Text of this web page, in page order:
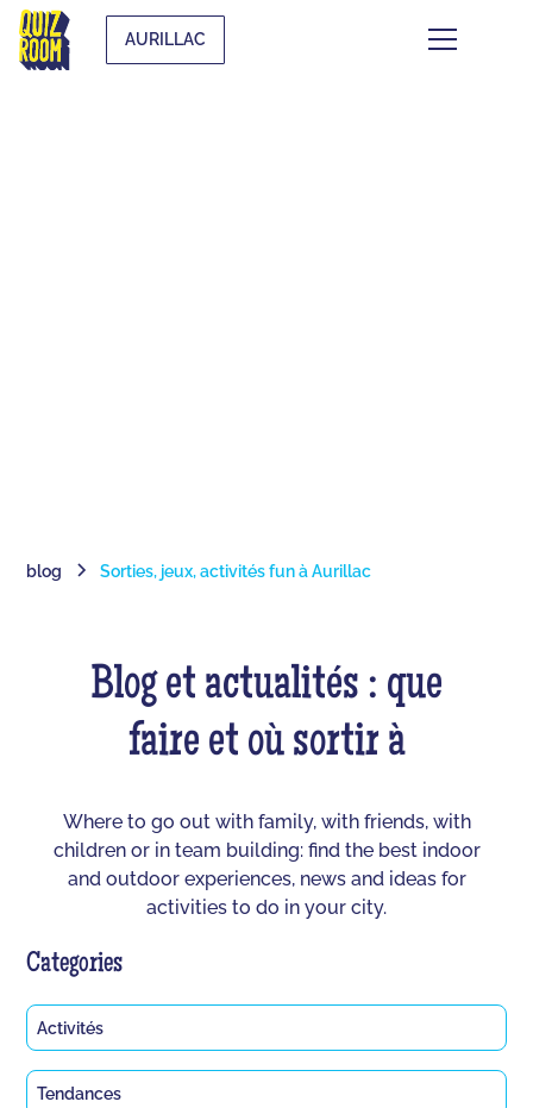
AURILLAC
blog Sorties, jeux, activités fun à Aurillac
Blog et actualités : que
faire et où sortir à
Where to go out with family, with friends, with
children or in team building: find the best indoor
and outdoor experiences, news and ideas for
activities to do in your city.
Categories
Activités
Tendances